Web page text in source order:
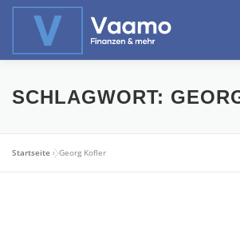
Zum
ABOUT ONLINE-RECHNER
PROFIWISSEN
SCHLAGWORT:
Startseite »Georg Kofler